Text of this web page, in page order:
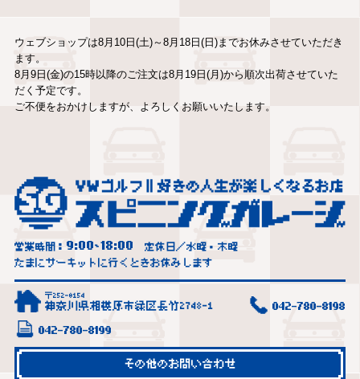
ウェブショップは8月10日(土)～8月18日(日)までお休みさせていただき
ます。
8月9日(金)の15時以降のご注文は8月19日(月)から順次出荷させていた
だく予定です。
ご不便をおかけしますが、よろしくお願いいたします。
営業時間： 9:00~18:00
定休日／水曜・木曜
たまにサーキットに行くときお休みします
〒252-0154
神奈川県相模原市緑区長竹2748-1 042-780-8198
042-780-8199
その他のお問い合わせ